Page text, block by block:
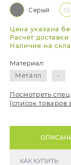
Серый
Цена указана
Расчет
Наличие на
Материал:
Металл
-
Посмотреть
(список
КАК КУПИТЬ